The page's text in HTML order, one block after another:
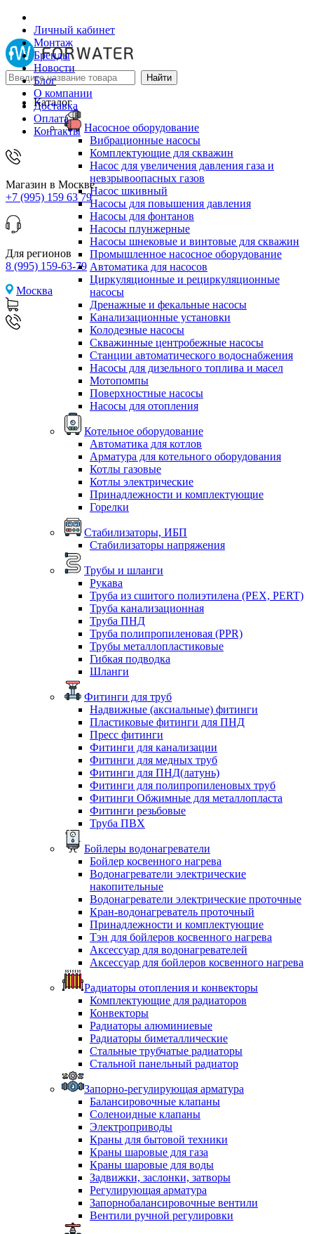
Личный кабинет
Монтаж
Бренды
Новости
Блог
О компании
Доставка
Оплата
Контакты
Магазин в Москве
+7 (995) 159 63 79
Для регионов
8 (995) 159-63-79
Москва
Каталог
Насосное оборудование
Вибрационные насосы
Комплектующие для скважин
Насос для увеличения давления газа и
невзрывоопасных газов
Насос шкивный
Насосы для повышения давления
Насосы для фонтанов
Насосы плунжерные
Насосы шнековые и винтовые для скважин
Промышленное насосное оборудование
Автоматика для насосов
Циркуляционные и рециркуляционные
насосы
Дренажные и фекальные насосы
Канализационные установки
Колодезные насосы
Скважинные центробежные насосы
Станции автоматического водоснабжения
Насосы для дизельного топлива и масел
Мотопомпы
Поверхностные насосы
Насосы для отопления
Котельное оборудование
Автоматика для котлов
Арматура для котельного оборудования
Котлы газовые
Котлы электрические
Принадлежности и комплектующие
Горелки
Стабилизаторы, ИБП
Стабилизаторы напряжения
Трубы и шланги
Рукава
Труба из сшитого полиэтилена (PEX, PERT)
Труба канализационная
Труба ПНД
Труба полипропиленовая (PPR)
Трубы металлопластиковые
Гибкая подводка
Шланги
Фитинги для труб
Надвижные (аксиальные) фитинги
Пластиковые фитинги для ПНД
Пресс фитинги
Фитинги для канализации
Фитинги для медных труб
Фитинги для ПНД(латунь)
Фитинги для полипропиленовых труб
Фитинги Обжимные для металлопласта
Фитинги резьбовые
Труба ПВХ
Бойлеры водонагреватели
Бойлер косвенного нагрева
Водонагреватели электрические
накопительные
Водонагреватели электрические проточные
Кран-водонагреватель проточный
Принадлежности и комплектующие
Тэн для бойлеров косвенного нагрева
Аксессуар для водонагревателей
Аксессуар для бойлеров косвенного нагрева
Радиаторы отопления и конвекторы
Комплектующие для радиаторов
Конвекторы
Радиаторы алюминиевые
Радиаторы биметаллические
Стальные трубчатые радиаторы
Стальной панельный радиатор
Запорно-регулирующая арматура
Балансировочные клапаны
Соленоидные клапаны
Электроприводы
Краны для бытовой техники
Краны шаровые для газа
Краны шаровые для воды
Задвижки, заслонки, затворы
Регулирующая арматура
Запорнобалансировочные вентили
Вентили ручной регулировки